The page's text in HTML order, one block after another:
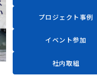
プロジェクト事例
イベント参加
社内取組